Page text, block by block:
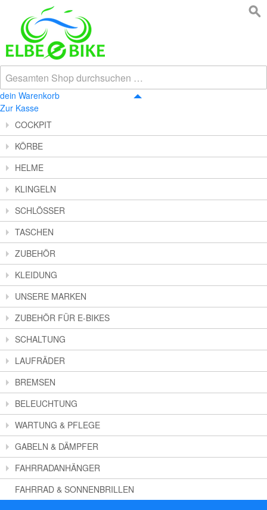
dein Warenkorb
Zur Kasse
COCKPIT
KÖRBE
HELME
KLINGELN
SCHLÖSSER
TASCHEN
ZUBEHÖR
KLEIDUNG
UNSERE MARKEN
ZUBEHÖR FÜR E-BIKES
SCHALTUNG
LAUFRÄDER
BREMSEN
BELEUCHTUNG
WARTUNG & PFLEGE
GABELN & DÄMPFER
FAHRRADANHÄNGER
FAHRRAD & SONNENBRILLEN